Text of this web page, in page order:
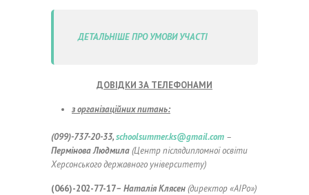
ДЕТАЛЬНІШЕ ПРО УМОВИ УЧАСТІ
ДОВІДКИ ЗА ТЕЛЕФОНАМИ
з організаційних питань:
(099)-737-20-33,schoolsummer.ks@gmail.com –
Пермінова Людмила(Центр післядипломної освіти
Херсонського державного університету)
(066)-202-77-17– Наталія Клясен(директор «АІРо»)